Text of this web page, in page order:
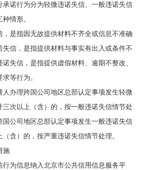
承诺行为分为轻微违诺失信、一般违诺失信
情形。
是指因无故提供材料不齐全或信息不准确
失信，是指提供材料与事实有出入或条件不
诺失信，是指提供虚假材料、逾期不整改、
等行为。
办理跨国公司地区总部认定事项发生轻微
三次以上（含）的，按一般违诺失信情节处
国公司地区总部认定事项发生一般违诺失信
含）的，按严重违诺失信情节处理。
施
为信息纳入北京市公共信用信息服务平